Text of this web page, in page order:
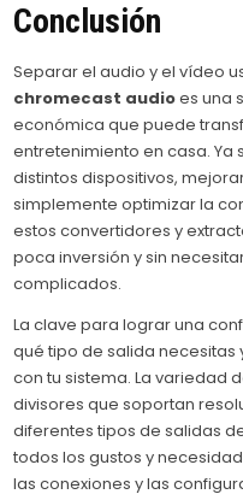
Conclusión
Separar el audio y el vídeo
chromecast audioes una
económica que puede
entretenimiento en casa. Ya
distintos dispositivos,
simplemente optimizar la
estos convertidores y
poca inversión y sin
complicados.
La clave para lograr una
qué tipo de salida
con tu sistema. La variedad
divisores que soportan
diferentes tipos de salidas
todos los gustos y
las conexiones y las